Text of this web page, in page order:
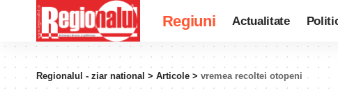
Regiuni Actualitate
Regionalul - ziar national > Articole > vremea recoltei otopeni